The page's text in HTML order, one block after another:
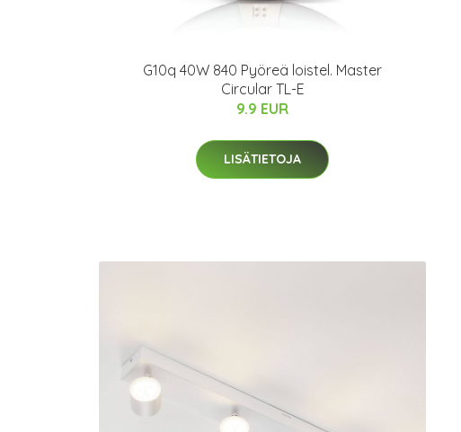
G10q 40W 840 Pyöreä loistel. Master
Circular TL-E
9.9 EUR
LISÄTIETOJA